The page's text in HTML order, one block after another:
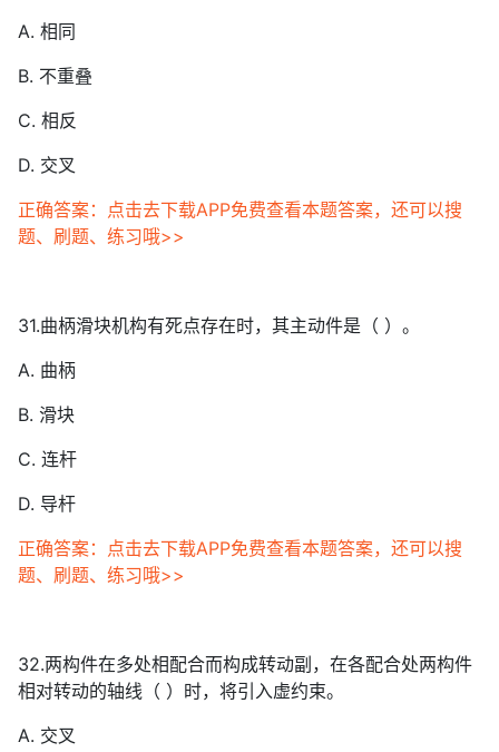
A. 相同
B. 不重叠
C. 相反
D. 交叉
正确答案：点击去下载APP免费查看本题答案，还可以搜
题、刷题、练习哦>>
31.曲柄滑块机构有死点存在时，其主动件是（ ）。
A. 曲柄
B. 滑块
C. 连杆
D. 导杆
正确答案：点击去下载APP免费查看本题答案，还可以搜
题、刷题、练习哦>>
32.两构件在多处相配合而构成转动副，在各配合处两构件
相对转动的轴线（ ）时，将引入虚约束。
A. 交叉